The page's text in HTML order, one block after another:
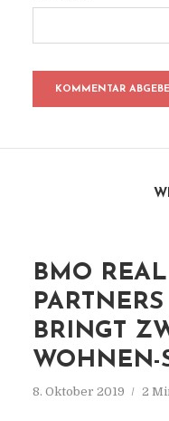
BMO REAL
BRINGT
WOHNEN-
8. Oktober 2019 2